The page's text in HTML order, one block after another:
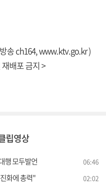
송 ch164,www.ktv.go.kr)
배포 금지 >
립영상
행 모두발언 06:46
화에 총력" 02:02